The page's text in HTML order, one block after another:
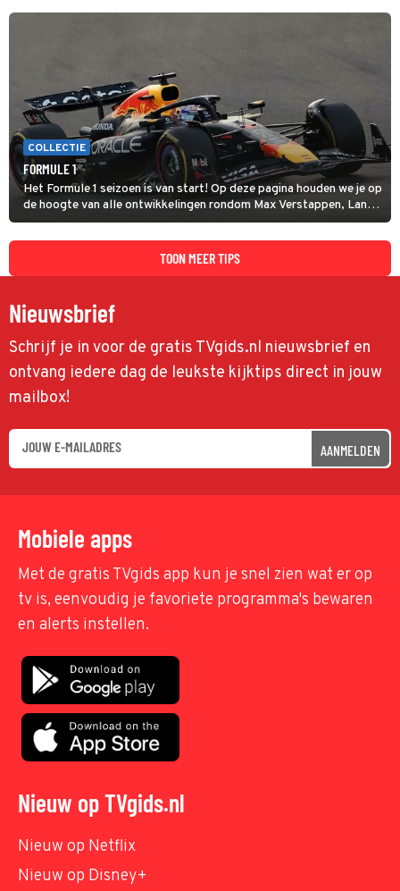
COLLECTIE
FORMULE 1
Het Formule 1 seizoen is van start! Op deze pagina houden we je op
de hoogte van alle ontwikkelingen rondom Max Verstappen, Lando
Norris en alle andere coureurs en GP's.
TOON MEER TIPS
Nieuwsbrief
Schrijf je in voor de gratis TVgids.nl nieuwsbrief en
ontvang iedere dag de leukste kijktips direct in jouw
mailbox!
AANMELDEN
Mobiele apps
Met de gratis TVgids app kun je snel zien wat er op
tv is, eenvoudig je favoriete programma's bewaren
en alerts instellen.
Nieuw op TVgids.nl
Nieuw op Netflix
Nieuw op Disney+